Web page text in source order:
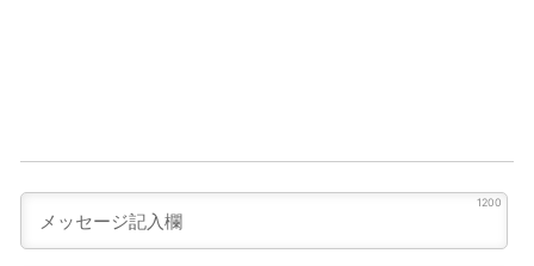
1200